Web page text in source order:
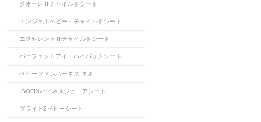
クオーレⅡチャイルドシート
エンジェルベビー・チャイルドシート
エクセレントⅡチャイルドシート
パーフェクトアイ・ハイバックシート
ベビーファンハーネス ネオ
ISOFIXハーネスジュニアシート
ブライト2ベビーシート